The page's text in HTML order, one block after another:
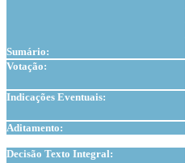
Sumário:
Votação:
Indicações Eventuais:
Aditamento:
Decisão Texto Integral: